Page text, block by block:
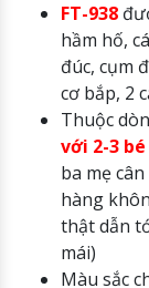
FT-938
hầm hố,
đúc, cụm
cơ bắp, 2
Thuộc
với 2-3
ba mẹ
hàng
thật dẫn
mái)
Màu sắc